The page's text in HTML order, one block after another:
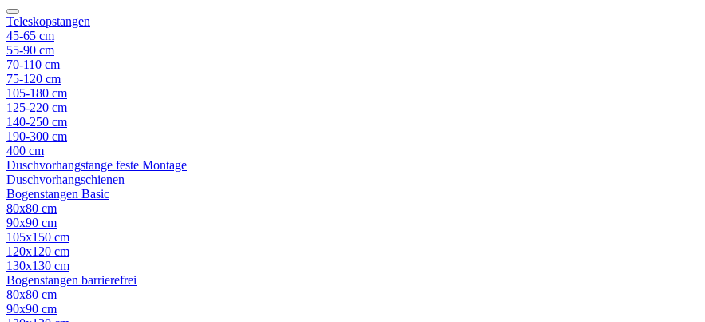
Teleskopstangen
45-65 cm
55-90 cm
70-110 cm
75-120 cm
105-180 cm
125-220 cm
140-250 cm
190-300 cm
400 cm
Duschvorhangstange feste Montage
Duschvorhangschienen
Bogenstangen Basic
80x80 cm
90x90 cm
105x150 cm
120x120 cm
130x130 cm
Bogenstangen barrierefrei
80x80 cm
90x90 cm